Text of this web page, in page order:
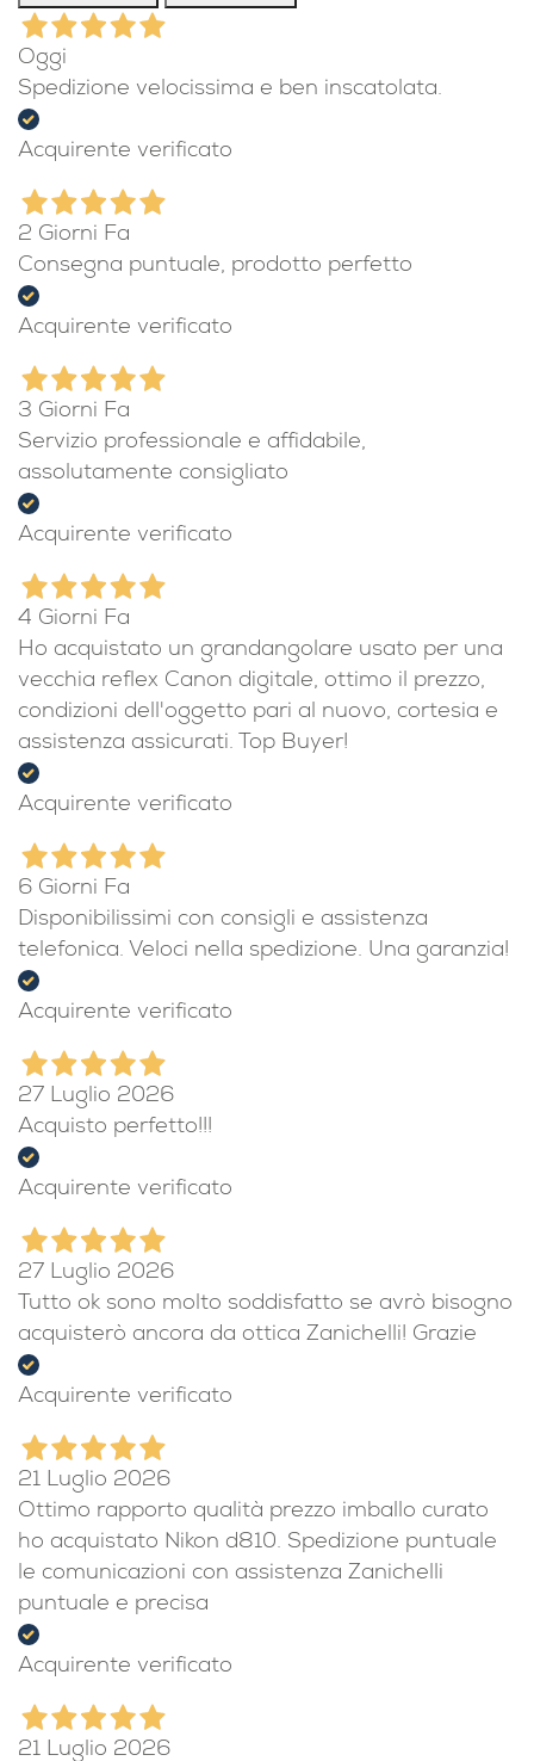
Oggi
Spedizione velocissima e ben inscatolata.
Acquirente verificato
2 Giorni Fa
Consegna puntuale, prodotto perfetto
Acquirente verificato
3 Giorni Fa
Servizio professionale e affidabile,
assolutamente consigliato
Acquirente verificato
4 Giorni Fa
Ho acquistato un grandangolare usato per una
vecchia reflex Canon digitale, ottimo il prezzo,
condizioni dell'oggetto pari al nuovo, cortesia e
assistenza assicurati. Top Buyer!
Acquirente verificato
6 Giorni Fa
Disponibilissimi con consigli e assistenza
telefonica. Veloci nella spedizione. Una garanzia!
Acquirente verificato
27 Luglio 2026
Acquisto perfetto!!!
Acquirente verificato
27 Luglio 2026
Tutto ok sono molto soddisfatto se avrò bisogno
acquisterò ancora da ottica Zanichelli! Grazie
Acquirente verificato
21 Luglio 2026
Ottimo rapporto qualità prezzo imballo curato
ho acquistato Nikon d810. Spedizione puntuale
le comunicazioni con assistenza Zanichelli
puntuale e precisa
Acquirente verificato
21 Luglio 2026